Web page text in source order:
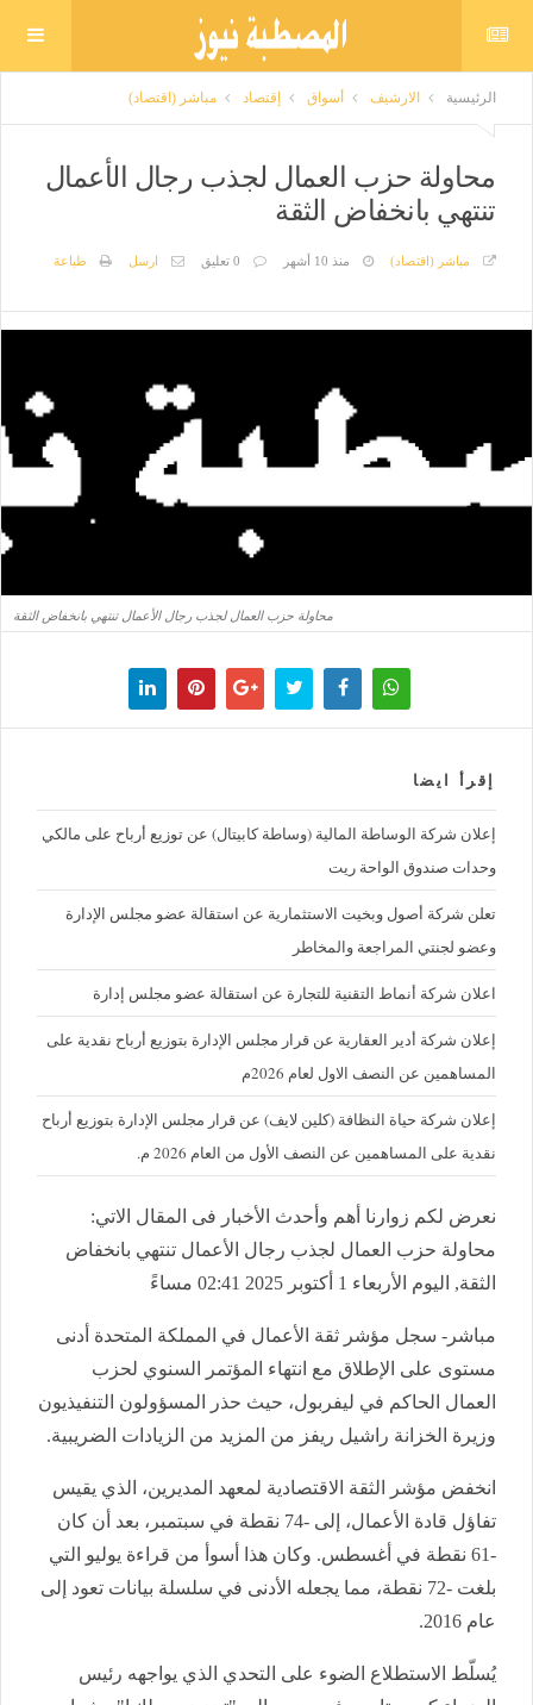
الرئيسية الارشيف أسواق إقتصاد مباشر (اقتصاد)
محاولة حزب العمال لجذب رجال الأعمال
تنتهي بانخفاض الثقة
مباشر (اقتصاد) منذ 10 أشهر 0 تعليق ارسل طباعة
محاولة حزب العمال لجذب رجال الأعمال تنتهي بانخفاض الثقة
إقرأ ايضا
إعلان شركة الوساطة المالية (وساطة كابيتال) عن توزيع أرباح على مالكي
وحدات صندوق الواحة ريت
تعلن شركة أصول وبخيت الاستثمارية عن استقالة عضو مجلس الإدارة
وعضو لجنتي المراجعة والمخاطر
اعلان شركة أنماط التقنية للتجارة عن استقالة عضو مجلس إدارة
إعلان شركة أدير العقارية عن قرار مجلس الإدارة بتوزيع أرباح نقدية على
المساهمين عن النصف الاول لعام 2026م
إعلان شركة حياة النظافة (كلين لايف) عن قرار مجلس الإدارة بتوزيع أرباح
نقدية على المساهمين عن النصف الأول من العام 2026 م.
نعرض لكم زوارنا أهم وأحدث الأخبار فى المقال الاتي:
محاولة حزب العمال لجذب رجال الأعمال تنتهي بانخفاض
الثقة, اليوم الأربعاء 1 أكتوبر 2025 02:41 مساءً
مباشر- سجل مؤشر ثقة الأعمال في المملكة المتحدة أدنى
مستوى على الإطلاق مع انتهاء المؤتمر السنوي لحزب
العمال الحاكم في ليفربول، حيث حذر المسؤولون التنفيذيون
وزيرة الخزانة راشيل ريفز من المزيد من الزيادات الضريبية.
انخفض مؤشر الثقة الاقتصادية لمعهد المديرين، الذي يقيس
تفاؤل قادة الأعمال، إلى -74 نقطة في سبتمبر، بعد أن كان
-61 نقطة في أغسطس. وكان هذا أسوأ من قراءة يوليو التي
بلغت -72 نقطة، مما يجعله الأدنى في سلسلة بيانات تعود إلى
عام 2016
.
يُسلّط الاستطلاع الضوء على التحدي الذي يواجهه رئيس